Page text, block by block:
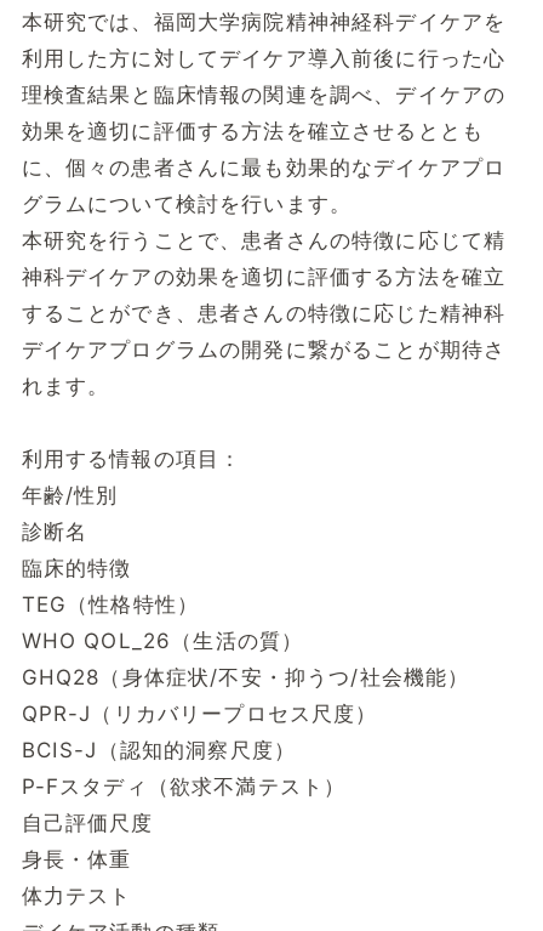
本研究では、福岡大学病院精神神経科デイケアを
利用した方に対してデイケア導入前後に行った心
理検査結果と臨床情報の関連を調べ、デイケアの
効果を適切に評価する方法を確立させるととも
に、個々の患者さんに最も効果的なデイケアプロ
グラムについて検討を行います。
本研究を行うことで、患者さんの特徴に応じて精
神科デイケアの効果を適切に評価する方法を確立
することができ、患者さんの特徴に応じた精神科
デイケアプログラムの開発に繋がることが期待さ
れます。
利用する情報の項目：
年齢/性別
診断名
臨床的特徴
TEG（性格特性）
WHO QOL_26（生活の質）
GHQ28（身体症状/不安・抑うつ/社会機能）
QPR-J（リカバリープロセス尺度）
BCIS-J（認知的洞察尺度）
P-Fスタディ（欲求不満テスト）
自己評価尺度
身長・体重
体力テスト